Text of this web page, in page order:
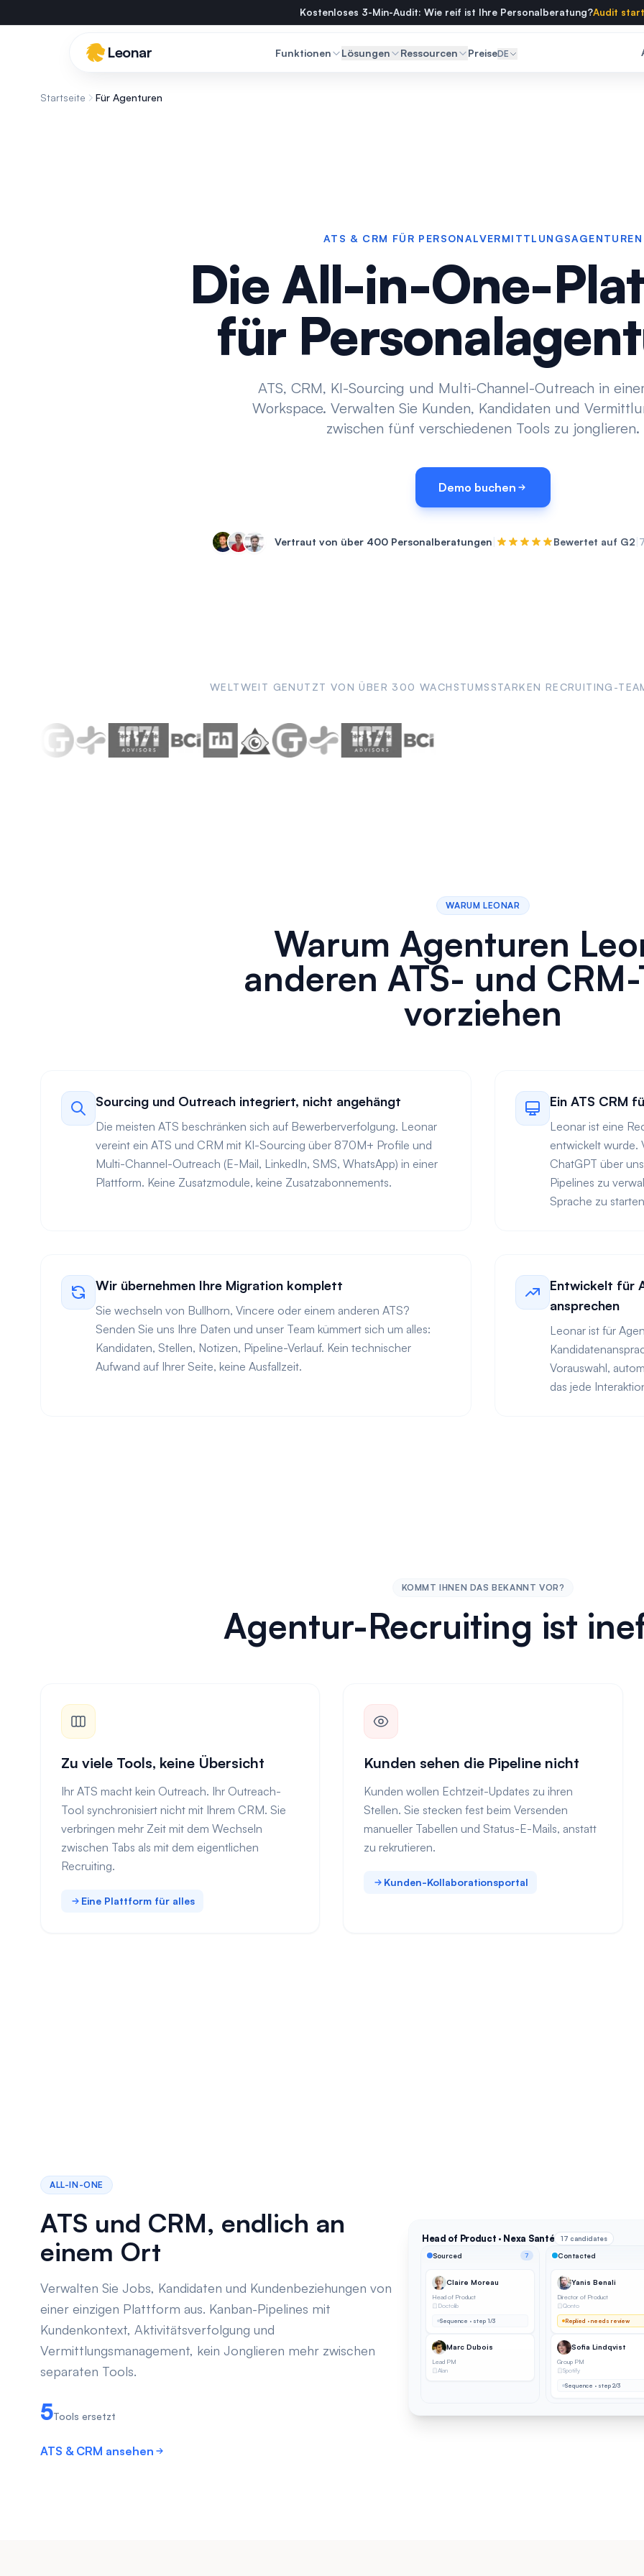
Kostenloses 3-Min-Audit: Wie reif ist Ihre Personalberatung?Audit
Leonar Funktionen Lösungen Ressourcen PreiseDE
Startseite Für Agenturen
ATS & CRM FÜR PERSONALVERMITTLUNGSAGENTUREN
Die All-in-One-
für
ATS, CRM, KI-Sourcing und Multi-Channel-Outreach in
Workspace. Verwalten Sie Kunden, Kandidaten und
zwischen fünf verschiedenen Tools zu jonglieren.
Demo buchen
Vertraut von über 400 Personalberatungen Bewertet auf G2
WELTWEIT GENUTZT VON ÜBER 300 WACHSTUMSSTARKEN RECRUITING-
WARUM LEONAR
Warum Agenturen
anderen ATS- und
vorziehen
Sourcing und Outreach integriert, nicht angehängt
Die meisten ATS beschränken sich auf Bewerberverfolgung. Leonar
vereint ein ATS und CRM mit KI-Sourcing über 870M+ Profile und
Multi-Channel-Outreach (E-Mail, LinkedIn, SMS, WhatsApp) in einer
Plattform. Keine Zusatzmodule, keine Zusatzabonnements.
Ein ATS CRM
Leonar ist eine
entwickelt wurde.
ChatGPT über
Pipelines zu
Sprache zu
Wir übernehmen Ihre Migration komplett
Sie wechseln von Bullhorn, Vincere oder einem anderen ATS?
Senden Sie uns Ihre Daten und unser Team kümmert sich um alles:
Kandidaten, Stellen, Notizen, Pipeline-Verlauf. Kein technischer
Aufwand auf Ihrer Seite, keine Ausfallzeit.
Entwickelt für
ansprechen
Leonar ist für
Vorauswahl,
das jede
KOMMT IHNEN DAS BEKANNT VOR?
Agentur-Recruiting ist
Zu viele Tools, keine Übersicht
Ihr ATS macht kein Outreach. Ihr Outreach-
Tool synchronisiert nicht mit Ihrem CRM. Sie
verbringen mehr Zeit mit dem Wechseln
zwischen Tabs als mit dem eigentlichen
Recruiting.
Eine Plattform für alles
Kunden sehen die Pipeline nicht
Kunden wollen Echtzeit-Updates zu ihren
Stellen. Sie stecken fest beim Versenden
manueller Tabellen und Status-E-Mails, anstatt
zu rekrutieren.
Kunden-Kollaborationsportal
ALL-IN-ONE
ATS und CRM, endlich an
einem Ort
Verwalten Sie Jobs, Kandidaten und Kundenbeziehungen von
einer einzigen Plattform aus. Kanban-Pipelines mit
Kundenkontext, Aktivitätsverfolgung und
Vermittlungsmanagement, kein Jonglieren mehr zwischen
separaten Tools.
5Tools ersetzt
ATS & CRM ansehen
Head of Product · Nexa Santé 17 candidates
Sourced 7
Claire Moreau
Head of Product
Doctolib
Sequence · step 1/3
Marc Dubois
Lead PM
Alan
Contacted
Yanis Benali
Director of Product
Qonto
Replied · needs review
Sofia Lindqvist
Group PM
Spotify
Sequence · step 2/3